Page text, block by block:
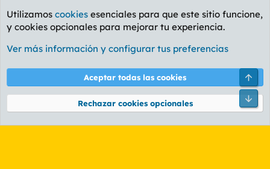
Foro General
Cookies
PL OLDSTYLE AMARILLO
Términos y reglas Política de privacidad Ayuda
Community platform by XenForo® © 2010-2026 XenForo Ltd.
Utilizamos cookies esenciales para que este sitio funcione,
y cookies opcionales para mejorar tu experiencia.
Ver más información y configurar tus preferencias
Aceptar todas las cookies
Rechazar cookies opcionales
Pie